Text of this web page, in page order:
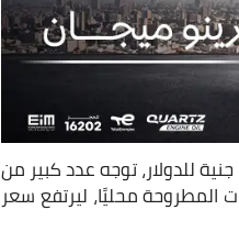
بعد تحريك سعر صرف الدولار الأمريكي أمام الجنية المصري في البنوك ليقترب من 25 جنية للدولار، توجه عدد كبير من
المطروحة محليًا، ليرتفع سعر